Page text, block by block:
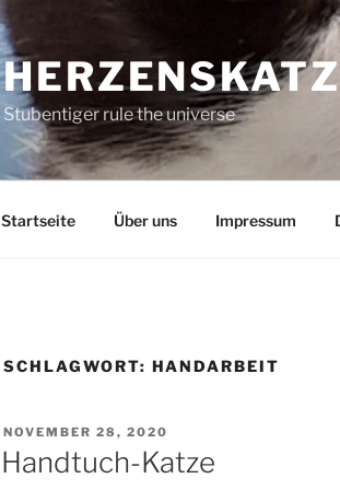
Stubentiger rule the universe
Startseite Über uns Impressum
SCHLAGWORT: HANDARBEIT
VERÖFFENTLICHT
AM
NOVEMBER 28, 2020
Handtuch-Katze